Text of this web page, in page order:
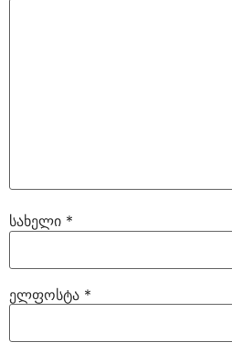
სახელი *
ელფოსტა *